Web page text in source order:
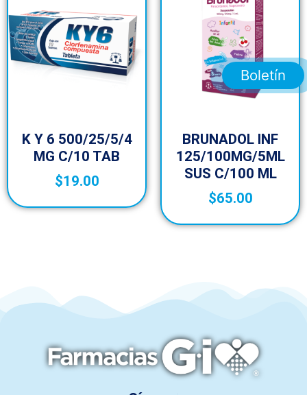
K Y 6 500/25/5/4
MG C/10 TAB
$19.00
BRUNADOL INF
125/100MG/5ML
SUS C/100 ML
$65.00
Boletín